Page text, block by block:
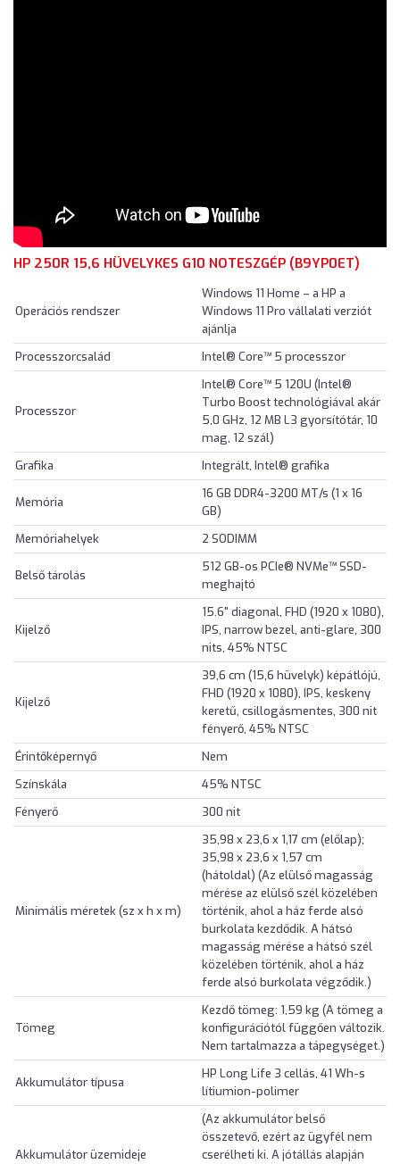
HP 250R 15,6 HÜVELYKES G10 NOTESZGÉP (B9YP0ET)
Operációs rendszer
Windows 11 Home – a HP a
Windows 11 Pro vállalati verziót
ajánlja
Processzorcsalád
Intel® Core™ 5 processzor
Processzor
Intel® Core™ 5 120U (Intel®
Turbo Boost technológiával akár
5,0 GHz, 12 MB L3 gyorsítótár, 10
mag, 12 szál)
Grafika
Integrált, Intel® grafika
Memória
16 GB DDR4-3200 MT/s (1 x 16
GB)
Memóriahelyek
2 SODIMM
Belső tárolás
512 GB-os PCIe® NVMe™ SSD-
meghajtó
Kijelző
15.6" diagonal, FHD (1920 x 1080),
IPS, narrow bezel, anti-glare, 300
nits, 45% NTSC
Kijelző
39,6 cm (15,6 hüvelyk) képátlójú,
FHD (1920 x 1080), IPS, keskeny
keretű, csillogásmentes, 300 nit
fényerő, 45% NTSC
Érintőképernyő
Nem
Színskála
45% NTSC
Fényerő
300 nit
Minimális méretek (sz x h x m)
35,98 x 23,6 x 1,17 cm (előlap);
35,98 x 23,6 x 1,57 cm
(hátoldal) (Az elülső magasság
mérése az elülső szél közelében
történik, ahol a ház ferde alsó
burkolata kezdődik. A hátsó
magasság mérése a hátsó szél
közelében történik, ahol a ház
ferde alsó burkolata végződik.)
Tömeg
Kezdő tömeg: 1,59 kg (A tömeg a
konfigurációtól függően változik.
Nem tartalmazza a tápegységet.)
Akkumulátor típusa
HP Long Life 3 cellás, 41 Wh-s
lítiumion-polimer
Akkumulátor üzemideje
(Az akkumulátor belső
összetevő, ezért az ügyfél nem
cserélheti ki. A jótállás alapján